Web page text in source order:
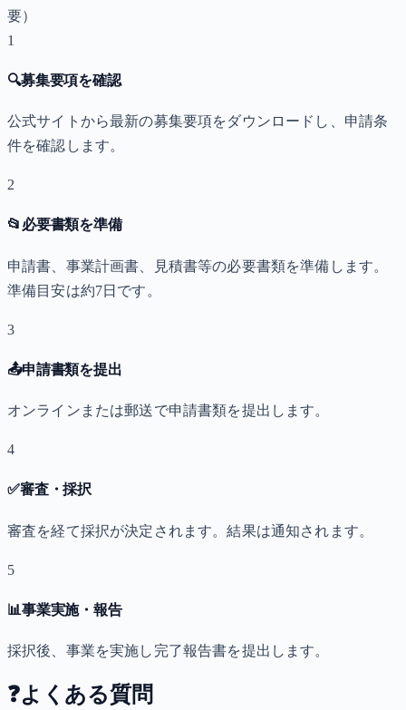
要）
1
🔍募集要項を確認
公式サイトから最新の募集要項をダウンロードし、申請条
件を確認します。
2
📂 必要書類を準備
申請書、事業計画書、見積書等の必要書類を準備します。
準備目安は約7日です。
3
📤申請書類を提出
オンラインまたは郵送で申請書類を提出します。
4
✅審査・採択
審査を経て採択が決定されます。結果は通知されます。
5
📊事業実施・報告
採択後、事業を実施し完了報告書を提出します。
❓よくある質問